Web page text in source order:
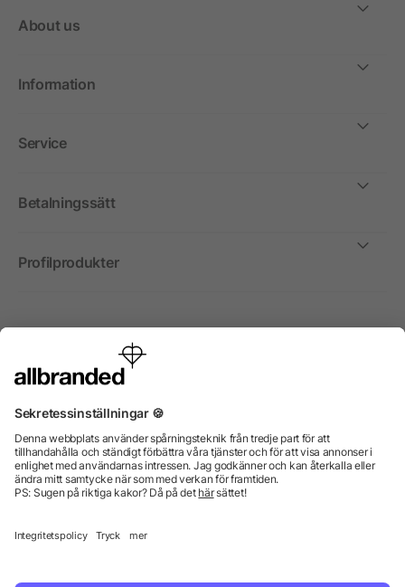
About us
Information
Service
Betalningssätt
Profilprodukter
Internationellt
enbart till företag, institutioner, föreningar och